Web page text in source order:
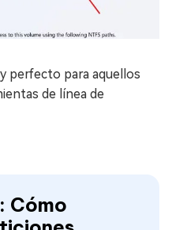
perfecto para aquellos
de línea de
Cómo